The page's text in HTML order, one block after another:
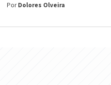
PorDolores Olveira